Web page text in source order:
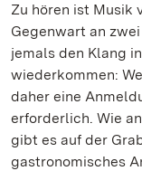
Zu hören ist Musik
Gegenwart an zwei
jemals den Klang
wiederkommen:
daher eine
erforderlich. Wie
gibt es auf der
gastronomisches